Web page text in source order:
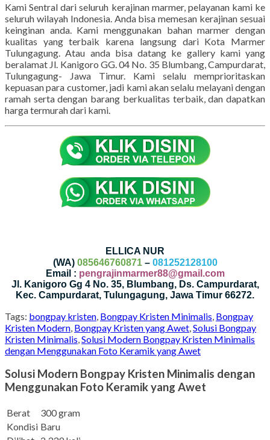
Kami Sentral dari seluruh kerajinan marmer, pelayanan kami ke
seluruh wilayah Indonesia. Anda bisa memesan kerajinan sesuai
keinginan anda. Kami menggunakan bahan marmer dengan
kualitas yang terbaik karena langsung dari Kota Marmer
Tulungagung. Atau anda bisa datang ke gallery kami yang
beralamat Jl. Kanigoro GG. 04 No. 35 Blumbang, Campurdarat,
Tulungagung- Jawa Timur. Kami selalu memprioritaskan
kepuasan para customer, jadi kami akan selalu melayani dengan
ramah serta dengan barang berkualitas terbaik, dan dapatkan
harga termurah dari kami.
ELLICA NUR
(WA) 085646760871– 081252128100
Email : pengrajinmarmer88@gmail.com
Jl. Kanigoro Gg 4 No. 35, Blumbang, Ds. Campurdarat,
Kec. Campurdarat, Tulungagung, Jawa Timur 66272.
Tags: bongpay kristen Bongpay Kristen Minimalis Bongpay
Kristen Modern Bongpay Kristen yang Awet Solusi Bongpay
Kristen Minimalis Solusi Modern Bongpay Kristen Minimalis
dengan Menggunakan Foto Keramik yang Awet
Solusi Modern Bongpay Kristen Minimalis dengan
Menggunakan Foto Keramik yang Awet
Berat
300 gram
Kondisi Baru